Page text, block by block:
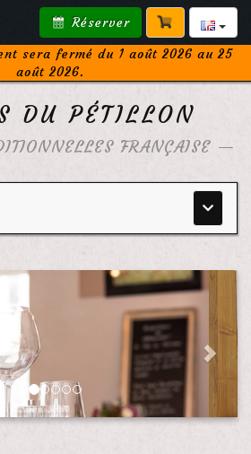
Réserver
sera fermé du 1 août 2026 au 25
août 2026.
DU PÉTILLON
FRANÇAISE —
Menu